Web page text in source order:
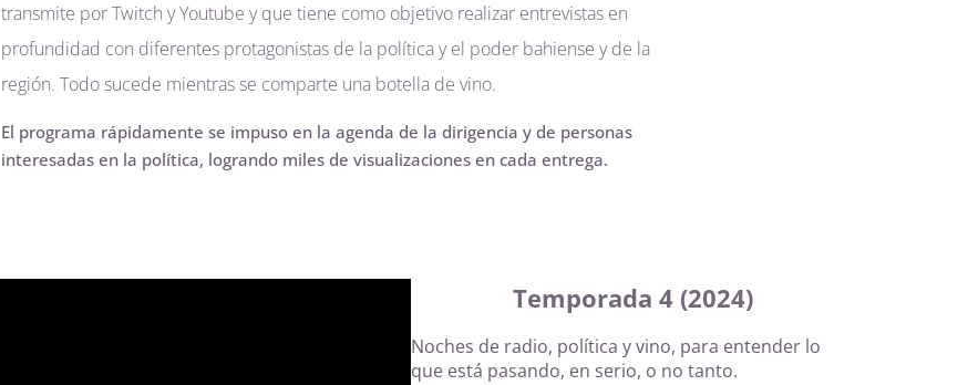
transmite por Twitch y Youtube y que tiene como objetivo realizar entrevistas en
profundidad con diferentes protagonistas de la política y el poder bahiense y de la
región. Todo sucede mientras se comparte una botella de vino.
El programa rápidamente se impuso en la agenda de la dirigencia y de personas
interesadas en la política, logrando miles de visualizaciones en cada entrega.
Temporada 4 (2024)
Noches de radio, política y vino, para entender lo
que está pasando, en serio, o no tanto.